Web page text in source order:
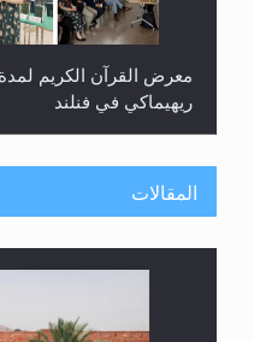
ندوة حول نظام الوصية
المقالات
متطلَّبات التّحريك